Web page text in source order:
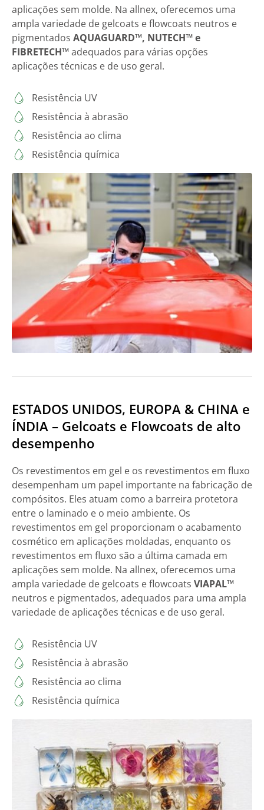
aplicações sem molde. Na allnex, oferecemos uma
ampla variedade de gelcoats e flowcoats neutros e
pigmentados AQUAGUARD™, NUTECH™ e
FIBRETECH™adequados para várias opções
aplicações técnicas e de uso geral.
Resistência UV
Resistência à abrasão
Resistência ao clima
Resistência química
ESTADOS UNIDOS, EUROPA & CHINA e
ÍNDIA – Gelcoats e Flowcoats de alto
desempenho
Os revestimentos em gel e os revestimentos em fluxo
desempenham um papel importante na fabricação de
compósitos. Eles atuam como a barreira protetora
entre o laminado e o meio ambiente. Os
revestimentos em gel proporcionam o acabamento
cosmético em aplicações moldadas, enquanto os
revestimentos em fluxo são a última camada em
aplicações sem molde. Na allnex, oferecemos uma
ampla variedade de gelcoats e flowcoats VIAPAL™
neutros e pigmentados, adequados para uma ampla
variedade de aplicações técnicas e de uso geral.
Resistência UV
Resistência à abrasão
Resistência ao clima
Resistência química